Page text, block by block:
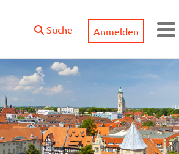
Suche Anmelden